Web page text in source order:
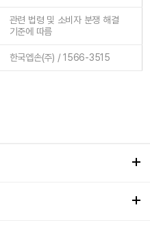
관련 법령 및 소비자 분쟁 해결
기준에 따름
한국엡손(주) / 1566-3515